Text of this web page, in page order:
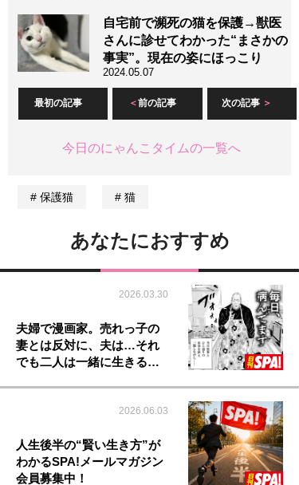
自宅前で瀕死の猫を保護→獣医
さんに診せてわかった“まさかの
事実”。現在の姿にほっこり
2024.05.07
最初の記事 前の記事 次の記事
今日のにゃんこタイムの一覧へ
保護猫 猫
あなたにおすすめ
2026.03.30
夫婦で漫画家。売れっ子の
妻とは反対に、夫は…それ
でも二人は一緒に生きる…
2026.06.03
人生後半の“賢い生き方”が
わかるSPA!メールマガジン
会員募集中！